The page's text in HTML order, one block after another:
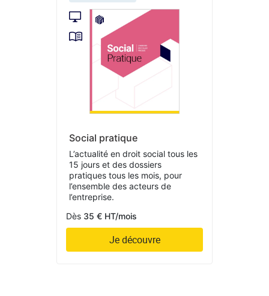
Social pratique
L’actualité en droit social tous les
15 jours et des dossiers
pratiques tous les mois, pour
l’ensemble des acteurs de
l’entreprise.
Dès 35 € HT/mois
Je découvre